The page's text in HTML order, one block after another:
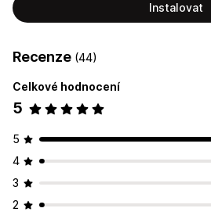
Instalovat
Recenze (44)
Celkové hodnocení
5
5
4
3
2